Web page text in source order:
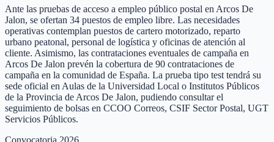
Ante las pruebas de acceso a empleo público postal en Arcos De
Jalon, se ofertan 34 puestos de empleo libre. Las necesidades
operativas contemplan puestos de cartero motorizado, reparto
urbano peatonal, personal de logística y oficinas de atención al
cliente. Asimismo, las contrataciones eventuales de campaña en
Arcos De Jalon prevén la cobertura de 90 contrataciones de
campaña en la comunidad de España. La prueba tipo test tendrá su
sede oficial en Aulas de la Universidad Local o Institutos Públicos
de la Provincia de Arcos De Jalon, pudiendo consultar el
seguimiento de bolsas en CCOO Correos, CSIF Sector Postal, UGT
Servicios Públicos.
Convocatoria 2026